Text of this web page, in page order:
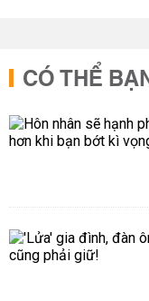
CÓ THỂ